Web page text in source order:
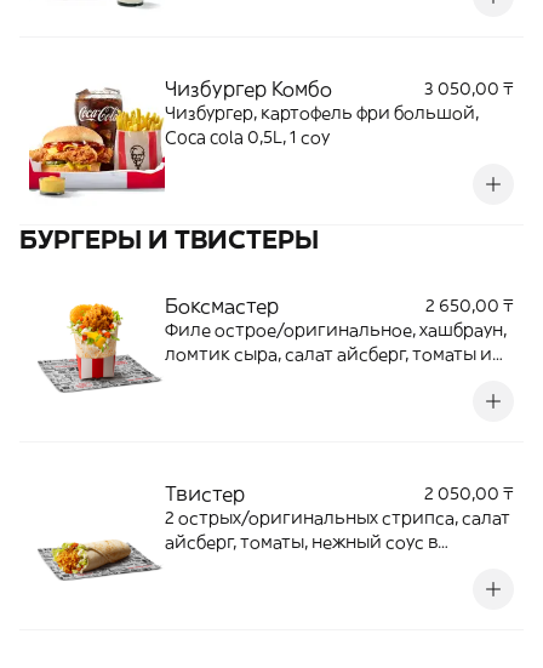
Чизбургер Комбо
3 050,00 ₸
Чизбургер, картофель фри большой,
Coca cola 0,5L, 1 соу
БУРГЕРЫ И ТВИСТЕРЫ
Боксмастер
2 650,00 ₸
Филе острое/оригинальное, хашбраун,
ломтик сыра, салат айсберг, томаты и
Твистер
2 050,00 ₸
2 острых/оригинальных стрипса, салат
айсберг, томаты, нежный соус в